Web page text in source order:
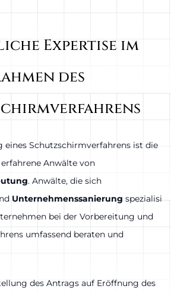
Expertise im
des
eines Schutzschirmverfahrens ist die
Anwälte von
. Anwälte, die sich
Unternehmenssanierung spezialisi
bei der Vorbereitung und
umfassend beraten und
des Antrags auf Eröffnung des